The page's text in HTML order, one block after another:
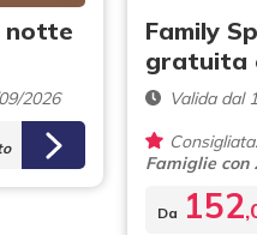
notte
2026
Family
gratuita
Valida dal
Consigliata:
Famiglie con
Da 152